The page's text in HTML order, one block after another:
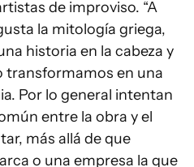
de improviso. “A
la mitología griega,
historia en la cabeza y
transformamos en una
Por lo general intentan
entre la obra y el
más allá de que
o una empresa la que